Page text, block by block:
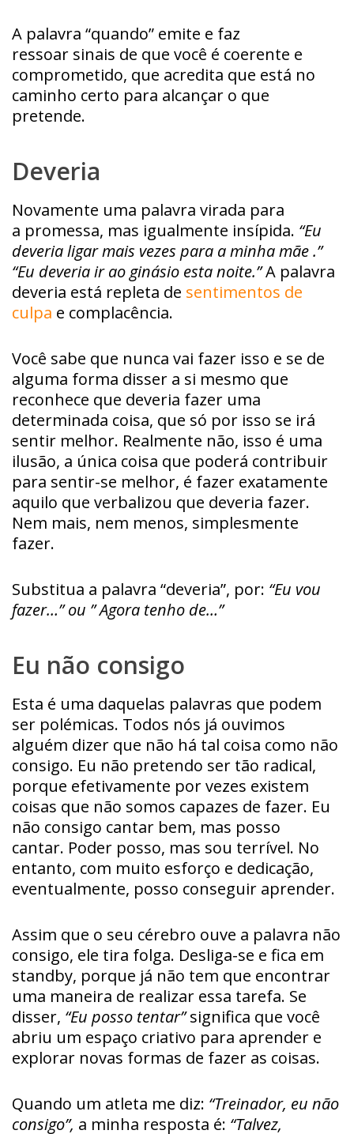
A palavra “quando” emite e faz
ressoar sinais de que você é coerente e
comprometido, que acredita que está no
caminho certo para alcançar o que
pretende.
Deveria
Novamente uma palavra virada para
a promessa, mas igualmente insípida. “Eu
deveria ligar mais vezes para a minha mãe .”
“Eu deveria ir ao ginásio esta noite.”A palavra
deveria está repleta de sentimentos de
culpa e complacência.
Você sabe que nunca vai fazer isso e se de
alguma forma disser a si mesmo que
reconhece que deveria fazer uma
determinada coisa, que só por isso se irá
sentir melhor. Realmente não, isso é uma
ilusão, a única coisa que poderá contribuir
para sentir-se melhor, é fazer exatamente
aquilo que verbalizou que deveria fazer.
Nem mais, nem menos, simplesmente
fazer.
Substitua a palavra “deveria”, por: “Eu vou
fazer…” ou ” Agora tenho de…”
Eu não consigo
Esta é uma daquelas palavras que podem
ser polémicas. Todos nós já ouvimos
alguém dizer que não há tal coisa como não
consigo. Eu não pretendo ser tão radical,
porque efetivamente por vezes existem
coisas que não somos capazes de fazer. Eu
não consigo cantar bem, mas posso
cantar. Poder posso, mas sou terrível. No
entanto, com muito esforço e dedicação,
eventualmente, posso conseguir aprender.
Assim que o seu cérebro ouve a palavra não
consigo, ele tira folga. Desliga-se e fica em
standby, porque já não tem que encontrar
uma maneira de realizar essa tarefa. Se
disser, “Eu posso tentar”significa que você
abriu um espaço criativo para aprender e
explorar novas formas de fazer as coisas.
Quando um atleta me diz: “Treinador, eu não
consigo”, a minha resposta é: “Talvez,